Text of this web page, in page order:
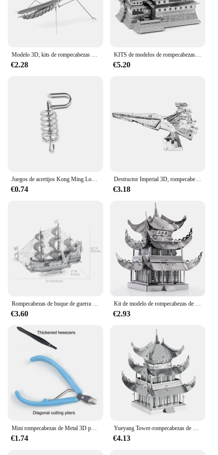
€2.28
KITS de modelos de rompecabezas de Metal 3D para niños, rompecabezas de ensamblaje, juguetes de regalo, serie de construcción
€5.20
€0.74
Destructor Imperial 3D, rompecabezas de Metal, Kits de bloques de construcción, Mecha DIY para adolescentes y hombres, juguetes para pasatiempos, grandes regalos #
€3.18
€3.60 €2.93
€1.74 €4.13